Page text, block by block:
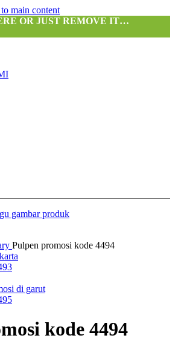
main content
OR JUST REMOVE IT…
Pulpen promosi kode 4494
kode 4494